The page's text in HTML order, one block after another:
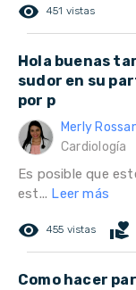
remove_red_eye 451 vistas
Hola buenas
sudor en su
por p
Merly
Cardiología
Es posible que
est... Leer más
remove_red_eye 455 vistas volunteer_activism
Como hacer